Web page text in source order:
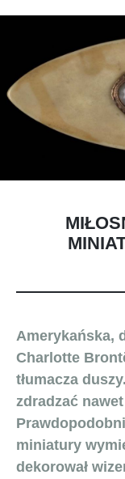
Amerykańska,
Charlotte
tłumacza
zdradzać
miniatury
dekorował